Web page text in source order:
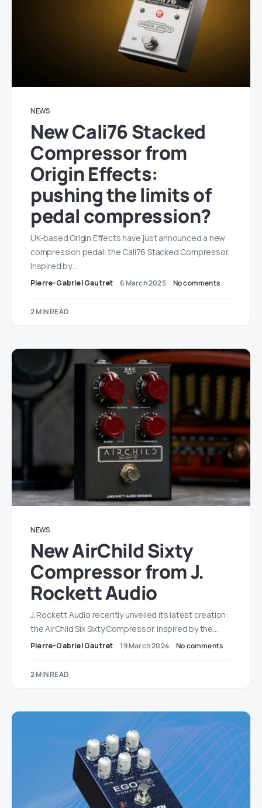
NEWS
New Cali76 Stacked
Compressor from
Origin Effects:
pushing the limits of
pedal compression?
UK-based Origin Effects have just announced a new
compression pedal: the Cali76 Stacked Compressor.
Inspired by…
Pierre-Gabriel Gautret 6 March 2025 No comments
2 MIN READ
NEWS
New AirChild Sixty
Compressor from J.
Rockett Audio
J. Rockett Audio recently unveiled its latest creation:
the AirChild Six Sixty Compressor. Inspired by the…
Pierre-Gabriel Gautret 19 March 2024 No comments
2 MIN READ